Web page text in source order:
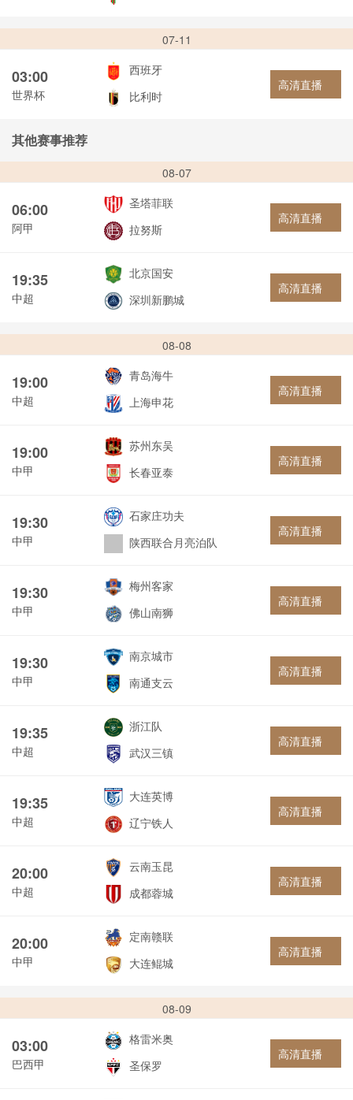
07-11
03:00
世界杯
西班牙
比利时
高清直播
其他赛事推荐
08-07
06:00
阿甲
圣塔菲联
拉努斯
高清直播
19:35
中超
北京国安
深圳新鹏城
高清直播
08-08
19:00
中超
青岛海牛
上海申花
高清直播
19:00
中甲
苏州东吴
长春亚泰
高清直播
19:30
中甲
石家庄功夫
陕西联合月亮泊队
高清直播
19:30
中甲
梅州客家
佛山南狮
高清直播
19:30
中甲
南京城市
南通支云
高清直播
19:35
中超
浙江队
武汉三镇
高清直播
19:35
中超
大连英博
辽宁铁人
高清直播
20:00
中超
云南玉昆
成都蓉城
高清直播
20:00
中甲
定南赣联
大连鲲城
高清直播
08-09
03:00
巴西甲
格雷米奥
圣保罗
高清直播